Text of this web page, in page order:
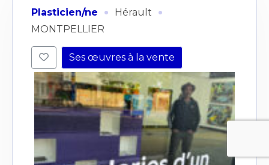
Plasticien/ne · Hérault ·
MONTPELLIER
Ses œuvres à la vente